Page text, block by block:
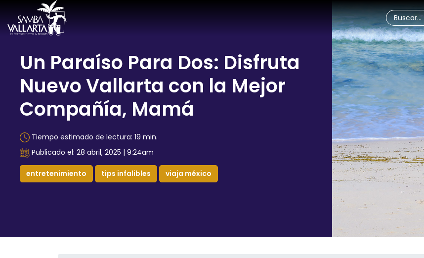
Un Paraíso Para Dos: Disfruta
Nuevo Vallarta con la Mejor
Compañía, Mamá
Tiempo estimado de lectura: 19 min.
Publicado el: 28 abril, 2025 | 9:24am
entretenimiento tips infalibles viaja méxico